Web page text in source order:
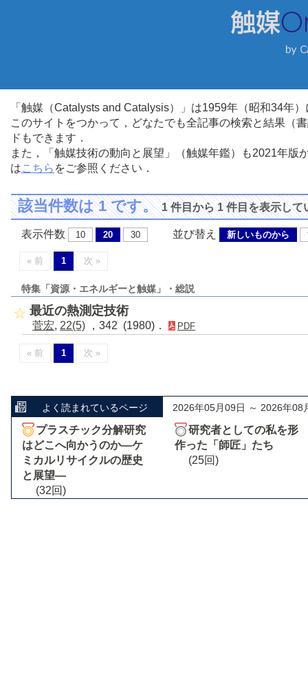
「触媒（Catalysts and Catalysis）」は1959年（昭和34年
このサイトをつかって，どなたでも全記事の検索と結果（
ドもできます．
また，「触媒技術の動向と展望」（触媒年鑑）も2021年
はこちら をご参照ください．
該当件数は 1 です。1 件目から 1 件目を表示して
表示件数 10 20 30 並び替え 新しいものから
« 前 1 次 »
特集「資源・エネルギーと触媒」・総説
最近の熱測定技術
菅宏, 22(5) ，342 (1980)． PDF
« 前 1 次 »
よく読まれているページ 2026年05月09日 ～ 2026年08
プラスチック分解研究
はどこへ向かうのか―ケ
ミカルリサイクルの歴史
と展望―
(32回)
研究者としての私を形
作った「師匠」たち
(25回)